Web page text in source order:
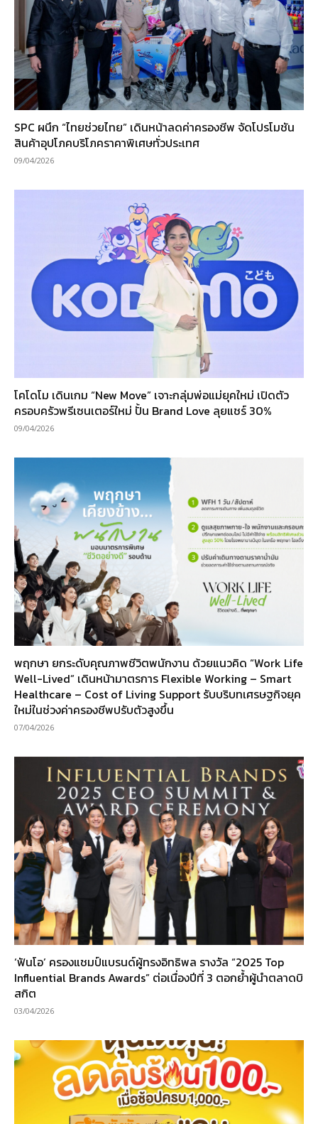
SPC ผนึก “ไทยช่วยไทย” เดินหน้าลดค่าครองชีพ จัดโปรโมชัน
สินค้าอุปโภคบริโภคราคาพิเศษทั่วประเทศ
09/04/2026
โคโดโม เดินเกม “New Move” เจาะกลุ่มพ่อแม่ยุคใหม่ เปิดตัว
ครอบครัวพรีเซนเตอร์ใหม่ ปั้น Brand Love ลุยแชร์ 30%
09/04/2026
พฤกษา ยกระดับคุณภาพชีวิตพนักงาน ด้วยแนวคิด “Work Life
Well-Lived” เดินหน้ามาตรการ Flexible Working – Smart
Healthcare – Cost of Living Support รับบริบทเศรษฐกิจยุค
ใหม่ในช่วงค่าครองชีพปรับตัวสูงขึ้น
07/04/2026
‘ฟันโอ’ ครองแชมป์แบรนด์ผู้ทรงอิทธิพล รางวัล “2025 Top
Influential Brands Awards” ต่อเนื่องปีที่ 3 ตอกย้ำผู้นำตลาดบิ
สกิต
03/04/2026